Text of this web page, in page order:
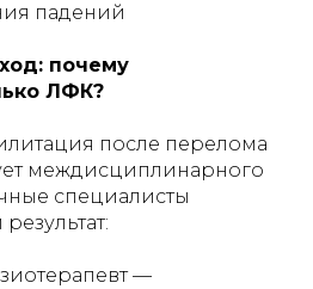
падений
почему
ЛФК?
после перелома
междисциплинарного
специалисты
—